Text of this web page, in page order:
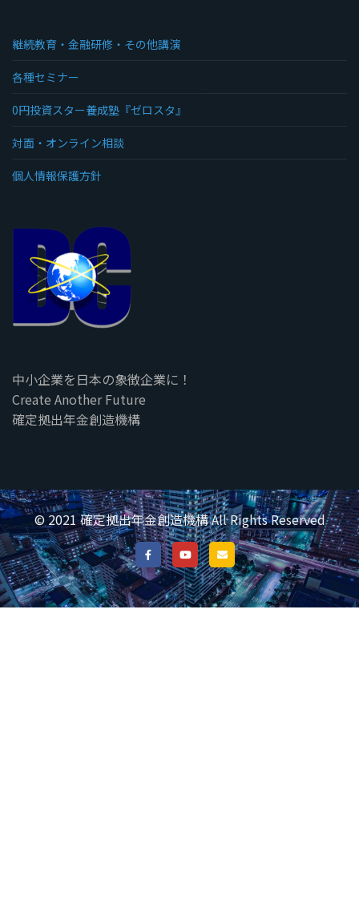
継続教育・金融研修・その他講演
各種セミナー
0円投資スター養成塾『ゼロスタ』
対面・オンライン相談
個人情報保護方針
中小企業を日本の象徴企業に！
Create Another Future
確定拠出年金創造機構
© 2021 確定拠出年金創造機構 All Rights Reserved